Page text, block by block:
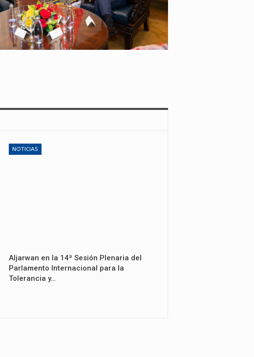
NOTICIAS
Aljarwan en la 14ª Sesión Plenaria del
Parlamento Internacional para la
Tolerancia y…